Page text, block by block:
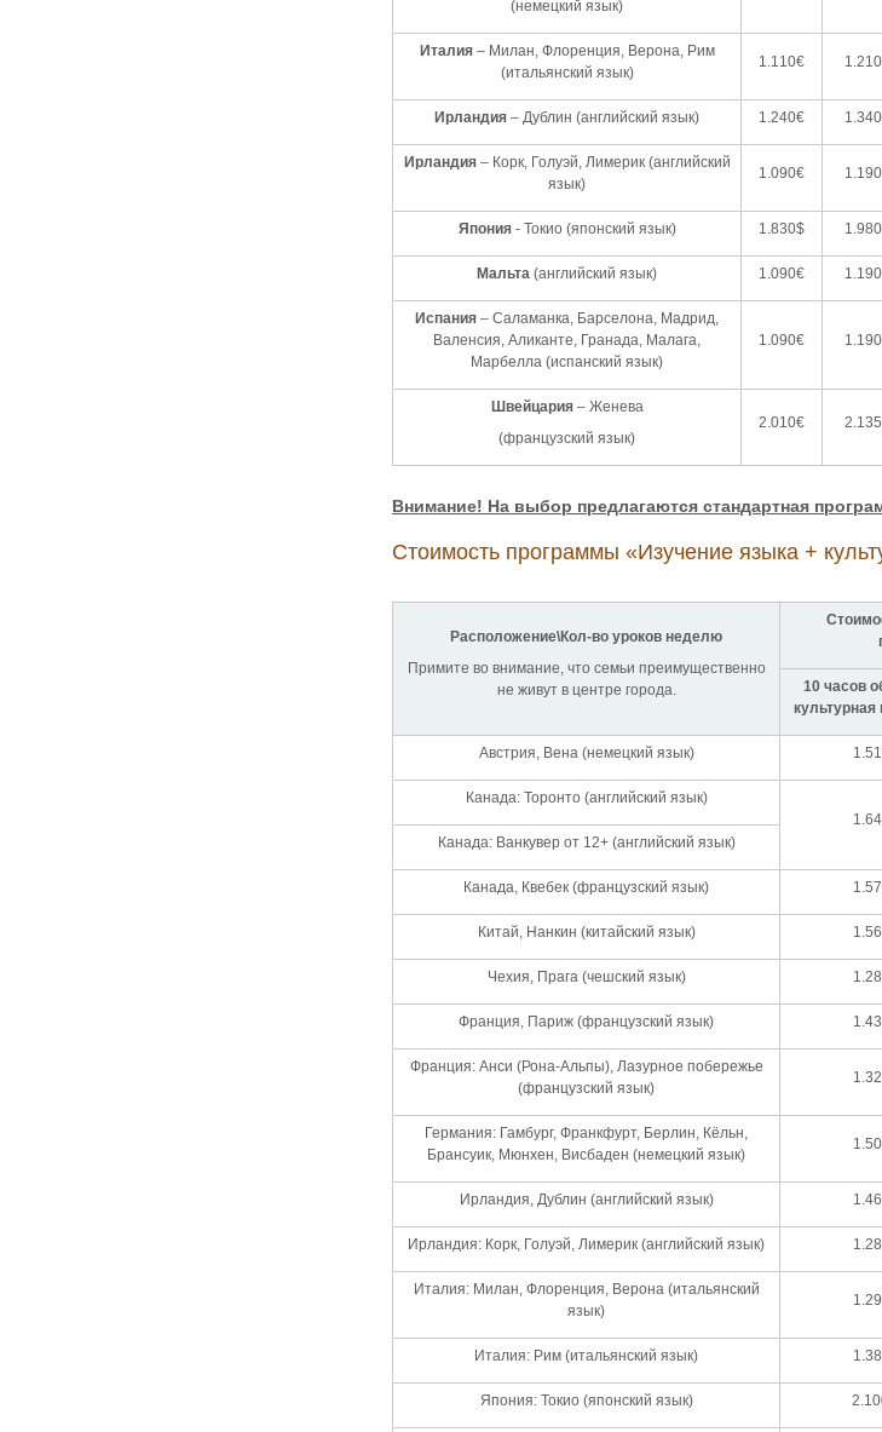
(немецкий язык)
Италия – Милан, Флоренция, Верона, Рим
(итальянский язык)
1.110€
Ирландия – Дублин (английский язык) 1.240€
Ирландия – Корк, Голуэй, Лимерик (английский
язык)
1.090€
Япония - Токио (японский язык) 1.830$
Мальта (английский язык) 1.090€
Испания – Саламанка, Барселона, Мадрид,
Валенсия, Аликанте, Гранада, Малага,
Марбелла (испанский язык)
1.090€
Швейцария – Женева
(французский язык)
2.010€
Внимание! На выбор предлагаются стандартная
Стоимость программы «Изучение языка +
Расположение\Кол-во уроков неделю
Примите во внимание, что семьи преимущественно
не живут в центре города.
10 часов
культурная
Австрия, Вена (немецкий язык)
Канада: Торонто (английский язык)
Канада: Ванкувер от 12+ (английский язык)
Канада, Квебек (французский язык)
Китай, Нанкин (китайский язык)
Чехия, Прага (чешский язык)
Франция, Париж (французский язык)
Франция: Анси (Рона-Альпы), Лазурное побережье
(французский язык)
Германия: Гамбург, Франкфурт, Берлин, Кёльн,
Брансуик, Мюнхен, Висбаден (немецкий язык)
Ирландия, Дублин (английский язык)
Ирландия: Корк, Голуэй, Лимерик (английский язык)
Италия: Милан, Флоренция, Верона (итальянский
язык)
Италия: Рим (итальянский язык)
Япония: Токио (японский язык)